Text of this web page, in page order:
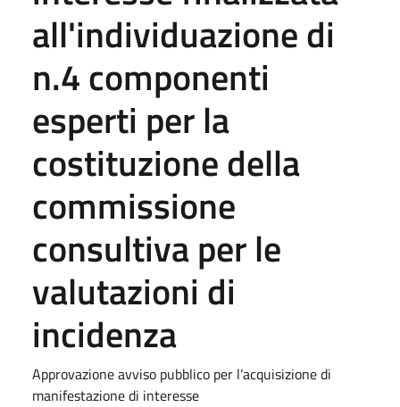
all'individuazione di
n.4 componenti
esperti per la
costituzione della
commissione
consultiva per le
valutazioni di
incidenza
Approvazione avviso pubblico per l’acquisizione di
manifestazione di interesse